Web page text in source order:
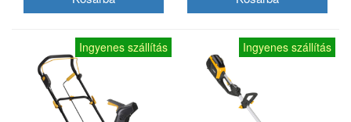
Ingyenes szállítás Ingyenes szállítás